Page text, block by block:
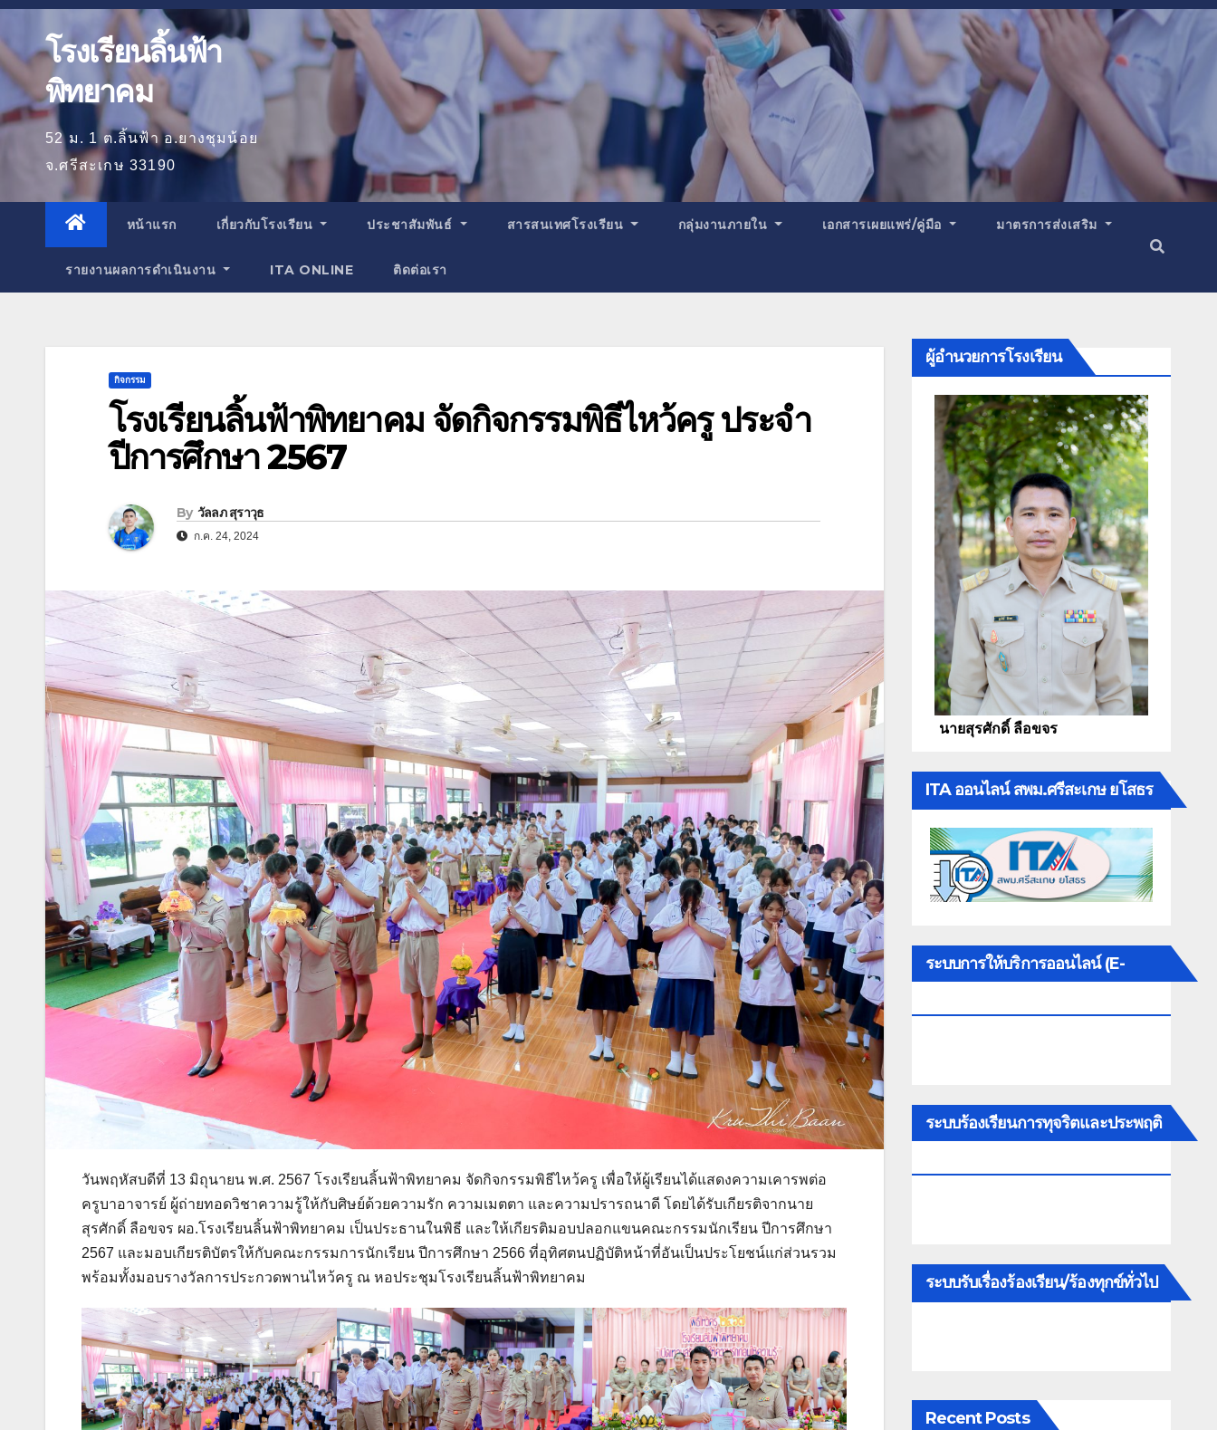
โรงเรียนลิ้นฟ้า
พิทยาคม
52 ม. 1 ต.ลิ้นฟ้า อ.ยางชุมน้อย
จ.ศรีสะเกษ 33190
หน้าแรก เกี่ยวกับโรงเรียน ประชาสัมพันธ์ สารสนเทศโรงเรียน กลุ่มงานภายใน เอกสารเผยแพร่/คู่มือ มาตรการส่งเสริม
รายงานผลการดำเนินงาน ITA ONLINE ติดต่อเรา
กิจกรรม
โรงเรียนลิ้นฟ้าพิทยาคม จัดกิจกรรมพิธีไหว้ครู ประจำ
ปีการศึกษา 2567
By วัลลภ สุราวุธ
ก.ค. 24, 2024
วันพฤหัสบดีที่ 13 มิถุนายน พ.ศ. 2567 โรงเรียนลิ้นฟ้าพิทยาคม จัดกิจกรรมพิธีไหว้ครู เพื่อให้ผู้เรียนได้แสดงความเคารพต่อ
ครูบาอาจารย์ ผู้ถ่ายทอดวิชาความรู้ให้กับศิษย์ด้วยความรัก ความเมตตา และความปรารถนาดี โดยได้รับเกียรติจากนาย
สุรศักดิ์ ลือขจร ผอ.โรงเรียนลิ้นฟ้าพิทยาคม เป็นประธานในพิธี และให้เกียรติมอบปลอกแขนคณะกรรมนักเรียน ปีการศึกษา
2567 และมอบเกียรติบัตรให้กับคณะกรรมการนักเรียน ปีการศึกษา 2566 ที่อุทิศตนปฏิบัติหน้าที่อันเป็นประโยชน์แก่ส่วนรวม
พร้อมทั้งมอบรางวัลการประกวดพานไหว้ครู ณ หอประชุมโรงเรียนลิ้นฟ้าพิทยาคม
ผู้อำนวยการโรงเรียน
นายสุรศักดิ์ ลือขจร
ITA ออนไลน์ สพม.ศรีสะเกษ ยโสธร
ระบบการให้บริการออนไลน์ (E-
ระบบร้องเรียนการทุจริตและประพฤติ
ระบบรับเรื่องร้องเรียน/ร้องทุกข์ทั่วไป
Recent Posts